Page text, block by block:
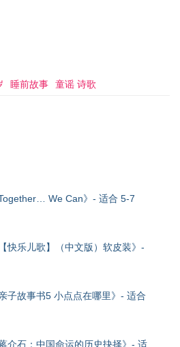
睡前故事 童谣 诗歌
We Can》- 适合 5-7
快乐儿歌】（中文版）软皮装》-
子故事书5 小点点在哪里》- 适合
介石：中国命运的历史抉择》- 适